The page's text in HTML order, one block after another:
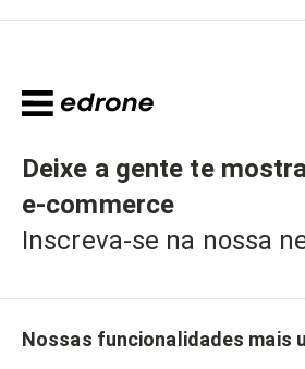
Deixe a gente te
e-commerce
Inscreva-se na nossa
Nossas funcionalidades mais